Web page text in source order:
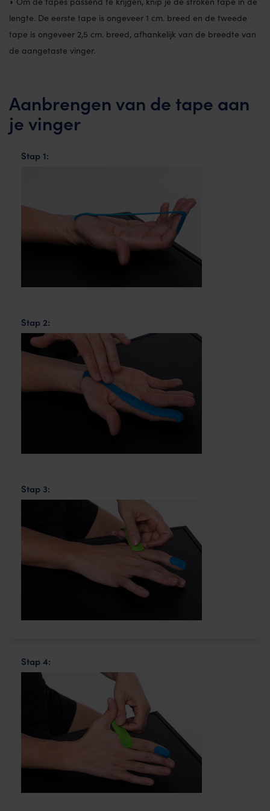
lengte. De eerste tape is ongeveer 1 cm. breed en de tweede
tape is ongeveer 2,5 cm. breed, afhankelijk van de breedte van
de aangetaste vinger.
Aanbrengen van de tape aan
je vinger
Stap 1:
Stap 2:
Stap 3:
Stap 4: